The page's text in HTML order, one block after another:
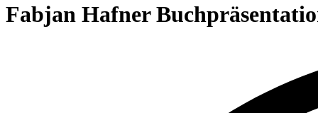
content
Fabjan Hafner